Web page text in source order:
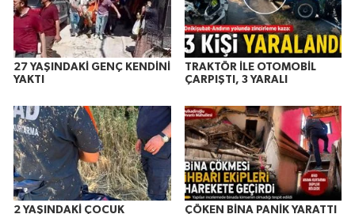
27 YAŞINDAKİ GENÇ KENDİNİ
YAKTI
TRAKTÖR İLE OTOMOBİL
ÇARPIŞTI, 3 YARALI
2 YAŞINDAKİ ÇOCUK ÇÖKEN BİNA PANİK YARATTI